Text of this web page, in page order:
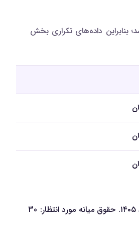
داده‌های تکراری بخش
حقوق باریستا / کافی‌من / گارسون در سال ۱۴۰۵؛ بررسی حقوق میانه، صدک‌های بازار، بازه نرمال حقوق و رشد مورد انتظار بر اساس داده‌های گزارش حقوق و دستمزد ۱۴۰۵. حقوق میانه مورد انتظار: 30